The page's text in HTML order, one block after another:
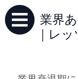
業界
｜レ